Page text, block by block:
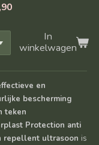
In
winkelwagen
en
bescherming
teken
Protection anti
repellent ultrasoon is